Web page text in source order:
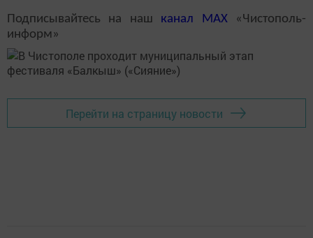
Подписывайтесь на наш канал MAX«Чистополь-
информ»
Перейти на страницу новости